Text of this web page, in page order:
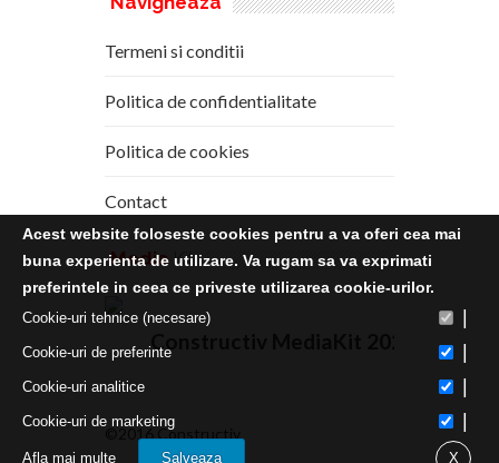
Termeni si conditii
Politica de confidentialitate
Politica de cookies
Contact
Media Kit
Constructiv MediaKit 2020
©2016 Constructiv
Acest website foloseste cookies pentru a va oferi cea mai
buna experienta de utilizare. Va rugam sa va exprimati
preferintele in ceea ce priveste utilizarea cookie-urilor.
Cookie-uri tehnice (necesare)
Cookie-uri de preferinte
Cookie-uri analitice
Cookie-uri de marketing
Afla mai multe Salveaza X